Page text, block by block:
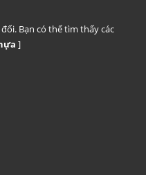
Bạn có thể tìm thấy các
]